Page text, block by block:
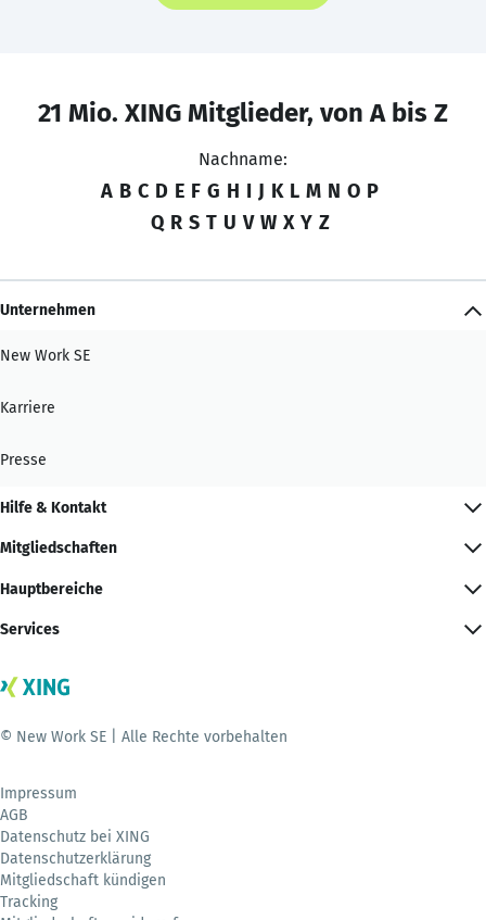
21 Mio. XING Mitglieder, von A bis Z
Nachname:
A B C D E F G H I J K L M N O P
Q R S T U V W X Y Z
Unternehmen
New Work SE
Karriere
Presse
Hilfe & Kontakt
Mitgliedschaften
Hauptbereiche
Services
© New Work SE | Alle Rechte vorbehalten
Impressum
AGB
Datenschutz bei XING
Datenschutzerklärung
Mitgliedschaft kündigen
Tracking